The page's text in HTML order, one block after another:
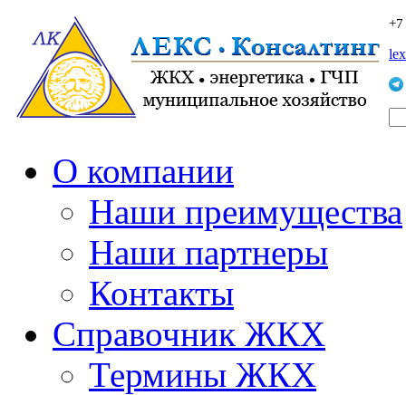
О компании
Наши преимущества
Наши партнеры
Контакты
Справочник ЖКХ
Термины ЖКХ